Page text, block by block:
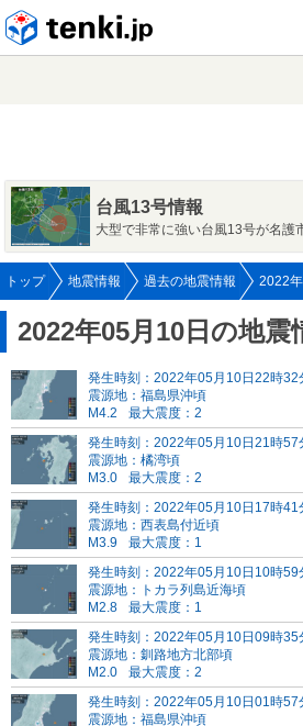
台風13号情報
大型で非常に強い台風13号が名護
トップ 地震情報 過去の地震情報 2022
2022年05月10日の地震
発生時刻：2022年05月10日22時32
震源地：福島県沖頃
M4.2
最大震度：2
発生時刻：2022年05月10日21時57
震源地：橘湾頃
M3.0
最大震度：2
発生時刻：2022年05月10日17時41
震源地：西表島付近頃
M3.9
最大震度：1
発生時刻：2022年05月10日10時59
震源地：トカラ列島近海頃
M2.8
最大震度：1
発生時刻：2022年05月10日09時35
震源地：釧路地方北部頃
M2.0
最大震度：2
発生時刻：2022年05月10日01時57
震源地：福島県沖頃